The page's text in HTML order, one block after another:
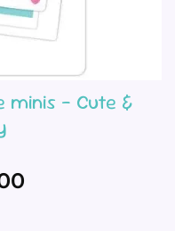
minis – Cute &
& Crafty cantidad